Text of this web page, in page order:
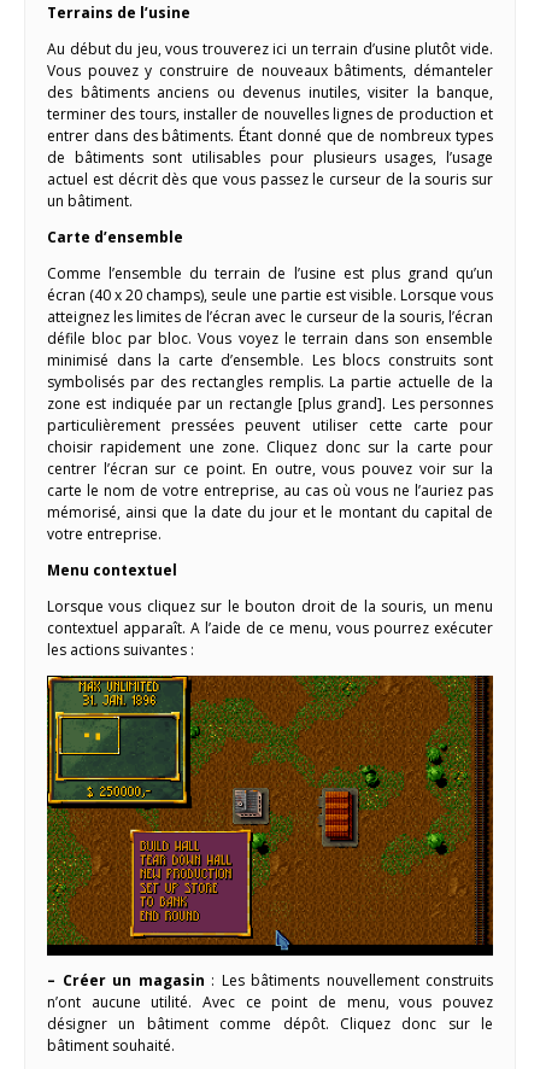
Terrains de l’usine
Au début du jeu, vous trouverez ici un terrain d’usine plutôt vide.
Vous pouvez y construire de nouveaux bâtiments, démanteler
des bâtiments anciens ou devenus inutiles, visiter la banque,
terminer des tours, installer de nouvelles lignes de production et
entrer dans des bâtiments. Étant donné que de nombreux types
de bâtiments sont utilisables pour plusieurs usages, l’usage
actuel est décrit dès que vous passez le curseur de la souris sur
un bâtiment.
Carte d’ensemble
Comme l’ensemble du terrain de l’usine est plus grand qu’un
écran (40 x 20 champs), seule une partie est visible. Lorsque vous
atteignez les limites de l’écran avec le curseur de la souris, l’écran
défile bloc par bloc. Vous voyez le terrain dans son ensemble
minimisé dans la carte d’ensemble. Les blocs construits sont
symbolisés par des rectangles remplis. La partie actuelle de la
zone est indiquée par un rectangle [plus grand]. Les personnes
particulièrement pressées peuvent utiliser cette carte pour
choisir rapidement une zone. Cliquez donc sur la carte pour
centrer l’écran sur ce point. En outre, vous pouvez voir sur la
carte le nom de votre entreprise, au cas où vous ne l’auriez pas
mémorisé, ainsi que la date du jour et le montant du capital de
votre entreprise.
Menu contextuel
Lorsque vous cliquez sur le bouton droit de la souris, un menu
contextuel apparaît. A l’aide de ce menu, vous pourrez exécuter
les actions suivantes :
– Créer un magasin : Les bâtiments nouvellement construits
n’ont aucune utilité. Avec ce point de menu, vous pouvez
désigner un bâtiment comme dépôt. Cliquez donc sur le
bâtiment souhaité.